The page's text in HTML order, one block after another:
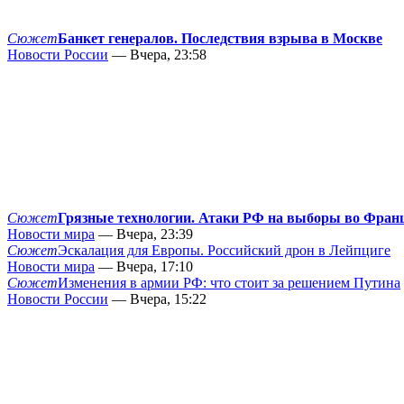
СюжетБанкет генералов. Последствия взрыва в Москве
Новости России — Вчера, 23:58
СюжетГрязные технологии. Атаки РФ на выборы во
Новости мира — Вчера, 23:39
СюжетЭскалация для Европы. Российский дрон в Лейпциге
Новости мира — Вчера, 17:10
СюжетИзменения в армии РФ: что стоит за решением Путина
Новости России — Вчера, 15:22